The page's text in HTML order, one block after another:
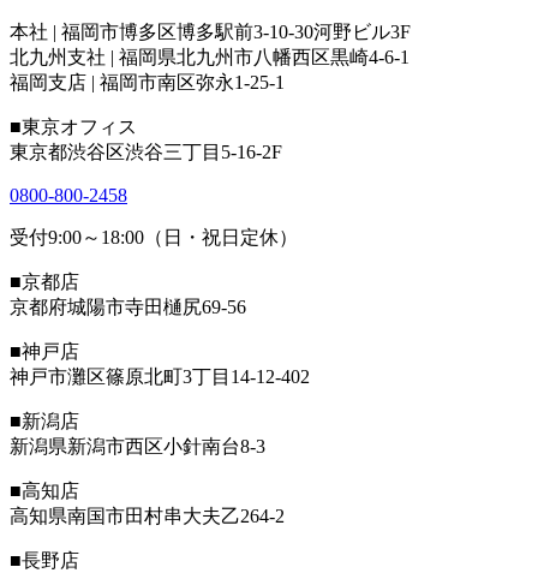
本社 | 福岡市博多区博多駅前3-10-30河野ビル3F
北九州支社 | 福岡県北九州市八幡西区黒崎4-6-1
福岡支店 | 福岡市南区弥永1-25-1
■東京オフィス
東京都渋谷区渋谷三丁目5-16-2F
0800-800-2458
受付9:00～18:00（日・祝日定休）
■京都店
京都府城陽市寺田樋尻69-56
■神戸店
神戸市灘区篠原北町3丁目14-12-402
■新潟店
新潟県新潟市西区小針南台8-3
■高知店
高知県南国市田村串大夫乙264-2
■長野店